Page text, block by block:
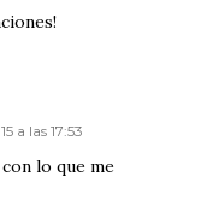
a las 17:53
lo que me